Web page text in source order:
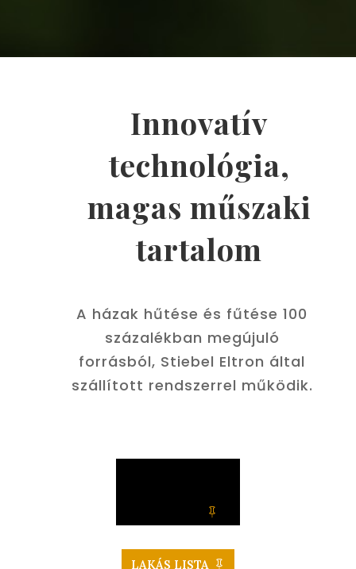
Innovatív
technológia,
magas műszaki
tartalom
A házak hűtése és fűtése 100
százalékban megújuló
forrásból, Stiebel Eltron által
szállított rendszerrel működik.
LAKÁS LISTA